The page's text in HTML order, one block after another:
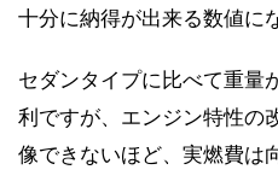
十分に納得が出来る数値に
セダンタイプに比べて重量
利ですが、エンジン特性の
像できないほど、実燃費は